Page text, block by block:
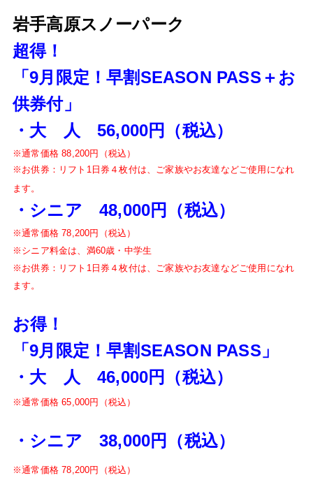
岩手高原スノーパーク
超得！
「9月限定！早割SEASON PASS＋お
供券付」
・大 人 56,000円（税込）
※通常価格 88,200円（税込）
※お供券：リフト1日券４枚付は、ご家族やお友達などご使用になれ
ます。
・シニア 48,000円（税込）
※通常価格 78,200円（税込）
※シニア料金は、満60歳・中学生
※お供券：リフト1日券４枚付は、 ご家族やお友達などご使用になれ
ます。
お得！
「9月限定！早割SEASON PASS」
・大 人 46,000円（税込）
※通常価格 65,000円（税込）
・シニア 38,000円（税込）
※通常価格 78,200円（税込）